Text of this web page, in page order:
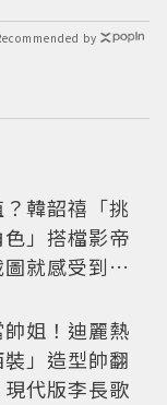
by
韓韶禧「挑
」搭檔影帝
就感受到演
姐！迪麗熱
」造型帥翻
代版李長歌